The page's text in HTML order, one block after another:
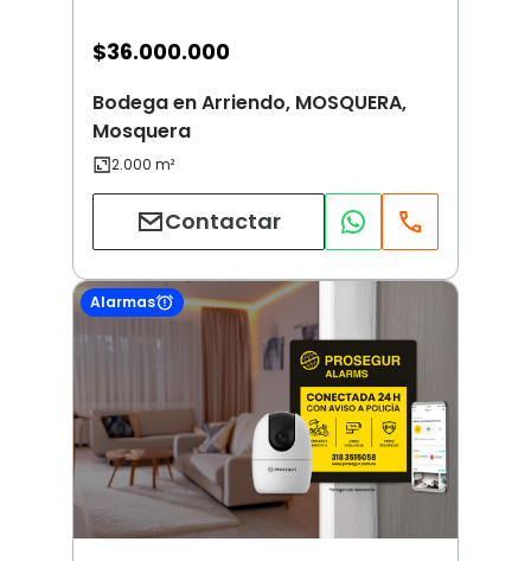
$36.000.000
Bodega en Arriendo, MOSQUERA,
Mosquera
Contactar
Alarmas